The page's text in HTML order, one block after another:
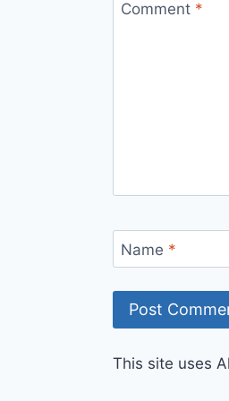
Comment *
Name *
This site uses